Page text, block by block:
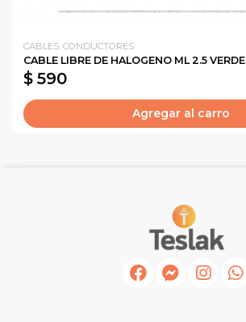
CABLES. CONDUCTORES
CABLE LIBRE DE HALOGENO ML 2.5 VERDE
$ 590
Agregar al carro